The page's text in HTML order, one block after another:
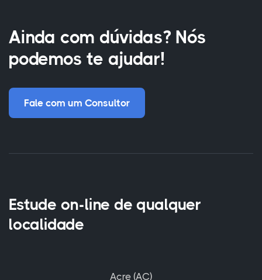
Ainda com dúvidas? Nós
podemos te ajudar!
Fale com um Consultor
Estude on-line de qualquer
localidade
Acre (AC)